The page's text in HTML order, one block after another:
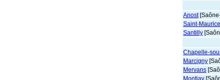
Anost
Saint-
Santilly
Chapelle-
Marcigny
Mervans
Montjay